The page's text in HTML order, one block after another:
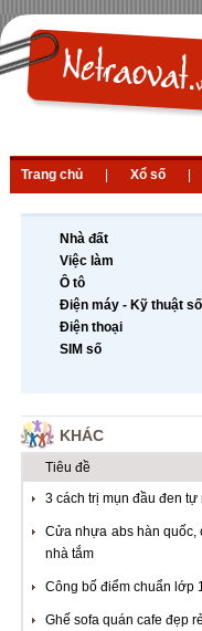
Trang chủ Xổ số
Nhà đất
Việc làm
Ô tô
Điện máy - Kỹ thuật số
Điện thoại
SIM số
KHÁC
Tiêu đề
3 cách trị mụn đầu đen
Cửa nhựa abs hàn
nhà tắm
Công bố điểm chuẩn lớp
Ghế sofa quán cafe đẹp